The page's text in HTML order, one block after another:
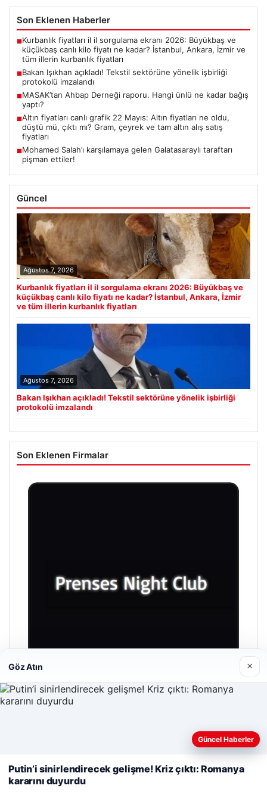
Son Eklenen Haberler
■Kurbanlık fiyatları il il sorgulama ekranı 2026: Büyükbaş ve
küçükbaş canlı kilo fiyatı ne kadar? İstanbul, Ankara, İzmir ve
tüm illerin kurbanlık fiyatları
■Bakan Işıkhan açıkladı! Tekstil sektörüne yönelik işbirliği
protokolü imzalandı
■MASAK’tan Ahbap Derneği raporu. Hangi ünlü ne kadar bağış
yaptı?
■Altın fiyatları canlı grafik 22 Mayıs: Altın fiyatları ne oldu,
düştü mü, çıktı mı? Gram, çeyrek ve tam altın alış satış
fiyatları
■Mohamed Salah’ı karşılamaya gelen Galatasaraylı taraftarı
pişman ettiler!
Güncel
Ağustos 7, 2026
Kurbanlık fiyatları il il sorgulama ekranı 2026: Büyükbaş ve
küçükbaş canlı kilo fiyatı ne kadar? İstanbul, Ankara, İzmir
ve tüm illerin kurbanlık fiyatları
Ağustos 7, 2026
Bakan Işıkhan açıkladı! Tekstil sektörüne yönelik işbirliği
protokolü imzalandı
Son Eklenen Firmalar
Web sitemizi nasıl kullandığınızı daha iyi anlayabilmek,
kullanıyoruz.Çerez Politikamız
Reddet Kabul Et
Göz Atın ×
Güncel Haberler
Putin’i sinirlendirecek gelişme! Kriz çıktı: Romanya
kararını duyurdu